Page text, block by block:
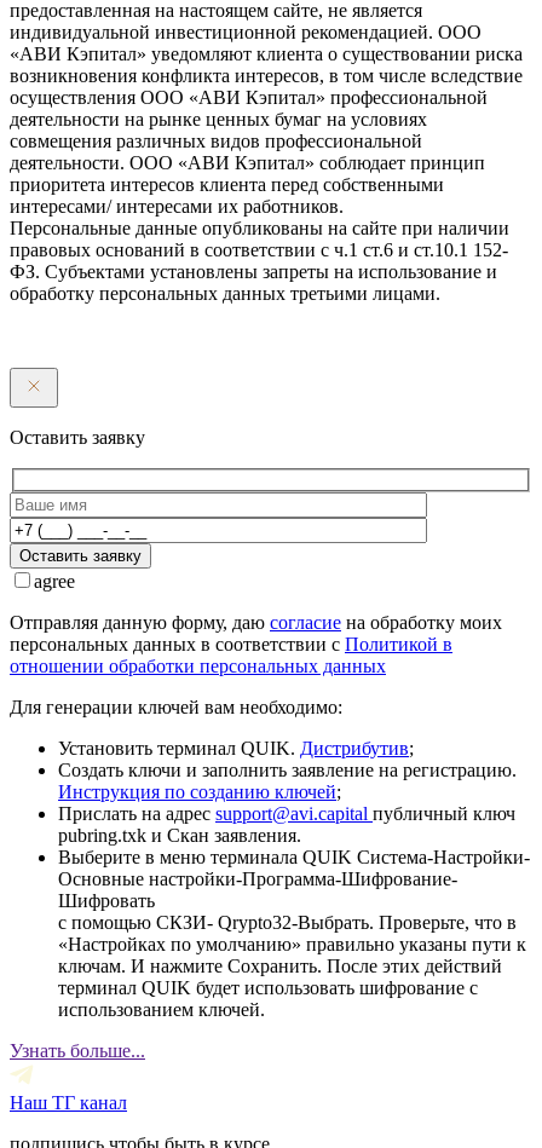
предоставленная на настоящем сайте, не является
индивидуальной инвестиционной рекомендацией. ООО
«АВИ Кэпитал» уведомляют клиента о существовании риска
возникновения конфликта интересов, в том числе вследствие
осуществления ООО «АВИ Кэпитал» профессиональной
деятельности на рынке ценных бумаг на условиях
совмещения различных видов профессиональной
деятельности. ООО «АВИ Кэпитал» соблюдает принцип
приоритета интересов клиента перед собственными
интересами/ интересами их работников.
Персональные данные опубликованы на сайте при наличии
правовых оснований в соответствии с ч.1 ст.6 и ст.10.1 152-
ФЗ. Субъектами установлены запреты на использование и
обработку персональных данных третьими лицами.
Оставить заявку
Оставить заявку
agree
Отправляя данную форму, даю согласие на обработку моих
персональных данных в соответствии с Политикой в
отношении обработки персональных данных
Для генерации ключей вам необходимо:
Установить терминал QUIK. Дистрибутив;
Создать ключи и заполнить заявление на регистрацию.
Инструкция по созданию ключей;
Прислать на адрес support@avi.capital публичный ключ
pubring.txk и Скан заявления.
Выберите в меню терминала QUIK Система-Настройки-
Основные настройки-Программа-Шифрование-
Шифровать
с помощью СКЗИ- Qrypto32-Выбрать. Проверьте, что в
«Настройках по умолчанию» правильно указаны пути к
ключам. И нажмите Сохранить. После этих действий
терминал QUIK будет использовать шифрование с
использованием ключей.
Узнать больше...
Наш ТГ канал
подпишись чтобы быть в курсе